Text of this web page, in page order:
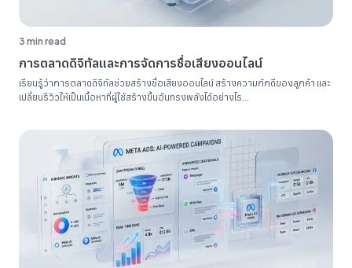
3 min read
การตลาดดิจิทัลและการจัดการชื่อเสียงออนไลน์
เรียนรู้ว่าการตลาดดิจิทัลช่วยสร้างชื่อเสียงออนไลน์ สร้างความภักดีของลูกค้า และ
เปลี่ยนรีวิวให้เป็นเนื้อหาที่ผู้ใช้สร้างขึ้นอันทรงพลังได้อย่างไร...